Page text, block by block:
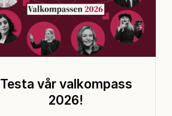
Testa vår valkompass
2026!